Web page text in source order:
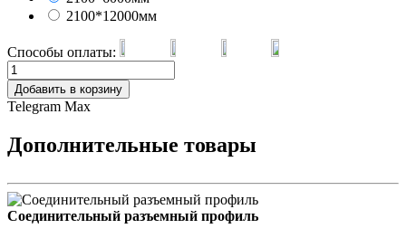
2100*12000мм
Способы оплаты:
Добавить в корзину
Telegram Max
Дополнительные товары
Соединительный разъемный профиль